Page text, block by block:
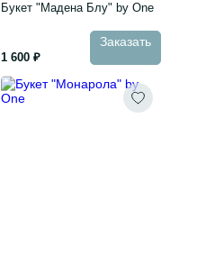
Букет "Мадена Блу" by One
1 600 ₽
Заказать